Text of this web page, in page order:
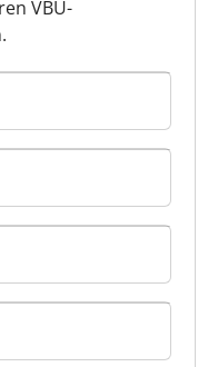
VBU-